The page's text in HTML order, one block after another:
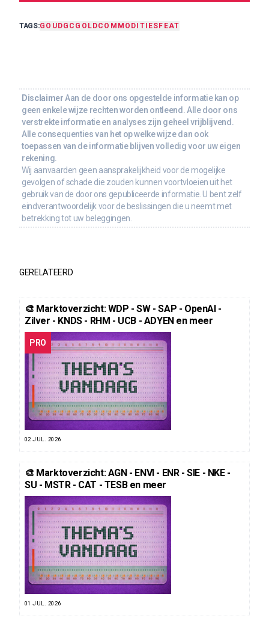
TAGS:GOUDGC GOLDCOMMODITIES FEAT
DisclaimerAan de door ons opgestelde informatie kan op
geen enkele wijze rechten worden ontleend. Alle door ons
verstrekte informatie en analyses zijn geheel vrijblijvend.
Alle consequenties van het op welke wijze dan ook
toepassen van de informatie blijven volledig voor uw eigen
rekening.
Wij aanvaarden geen aansprakelijkheid voor de mogelijke
gevolgen of schade die zouden kunnen voortvloeien uit het
gebruik van de door ons gepubliceerde informatie. U bent zelf
eindverantwoordelijk voor de beslissingen die u neemt met
betrekking tot uw beleggingen.
GERELATEERD
🎨 Marktoverzicht: WDP - SW - SAP - OpenAI -
Zilver - KNDS - RHM - UCB - ADYEN en meer
PRO
02 JUL. 2026
🎨 Marktoverzicht: AGN - ENVI - ENR - SIE - NKE -
SU - MSTR - CAT - TESB en meer
01 JUL. 2026